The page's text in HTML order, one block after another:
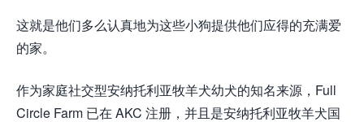
这就是他们多么认真地为这些小狗提供他们应得的充满爱
的家。
作为家庭社交型安纳托利亚牧羊犬幼犬的知名来源，Full
Circle Farm 已在 AKC 注册，并且是安纳托利亚牧羊犬国